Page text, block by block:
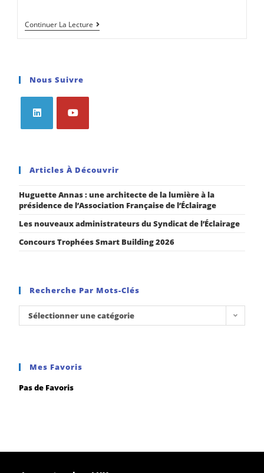
Continuer La Lecture
Nous Suivre
Articles À Découvrir
Huguette Annas : une architecte de la lumière à la
présidence de l’Association Française de l’Éclairage
Les nouveaux administrateurs du Syndicat de l’Éclairage
Concours Trophées Smart Building 2026
Recherche Par Mots-Clés
Sélectionner une catégorie
Mes Favoris
Pas de Favoris